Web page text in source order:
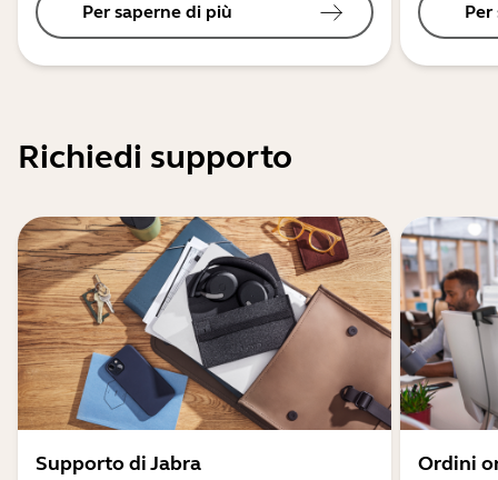
Per saperne di più
Richiedi supporto
Supporto di Jabra Ordini